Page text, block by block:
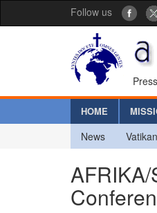
Follow us
HOME
News Vatikan